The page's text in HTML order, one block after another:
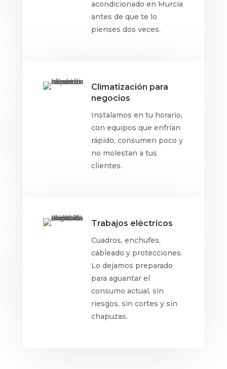
acondicionado en Murcia
antes de que te lo
pienses dos veces.
Climatización para
negocios
Instalamos en tu horario,
con equipos que enfrían
rápido, consumen poco y
no molestan a tus
clientes.
Trabajos eléctricos
Cuadros, enchufes,
cableado y protecciones.
Lo dejamos preparado
para aguantar el
consumo actual, sin
riesgos, sin cortes y sin
chapuzas.